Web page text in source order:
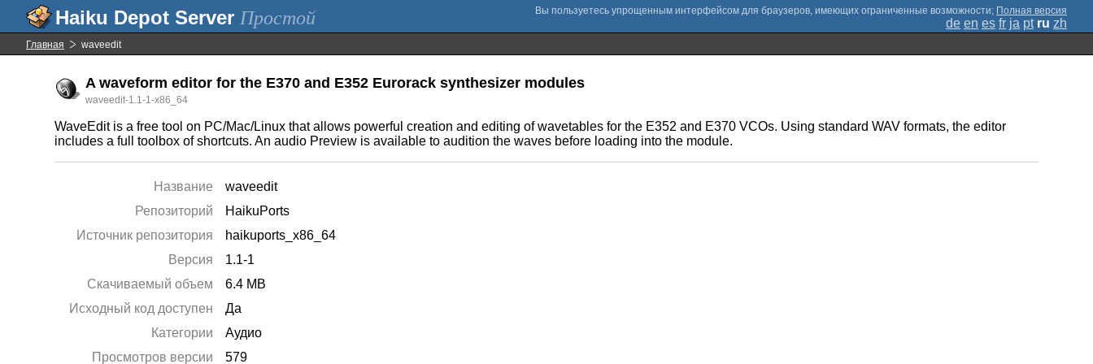
Простой ; Полная версия
de en es fr ja pt ru zh
Главная waveedit
A waveform editor for the E370 and E352 Eurorack synthesizer modules
waveedit-1.1-1-x86_64
WaveEdit is a free tool on PC/Mac/Linux that allows powerful creation and editing of wavetables for the E352 and E370 VCOs. Using standard WAV formats, the editor
includes a full toolbox of shortcuts. An audio Preview is available to audition the waves before loading into the module.
Название
waveedit
Репозиторий
HaikuPorts
Источник репозитория
haikuports_x86_64
Версия
1.1-1
Скачиваемый объем
6.4 MB
Исходный код доступен
Да
Категории
Аудио
Просмотров версии
579